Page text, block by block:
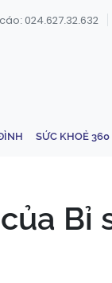
024.627.32.632
SỨC KHOẺ 360
Bỉ